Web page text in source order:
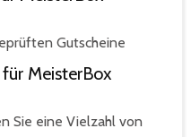
Gutscheine
MeisterBox
Sie eine Vielzahl von